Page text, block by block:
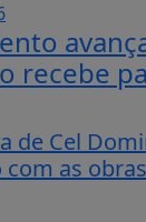
recebe
de Cel
com as